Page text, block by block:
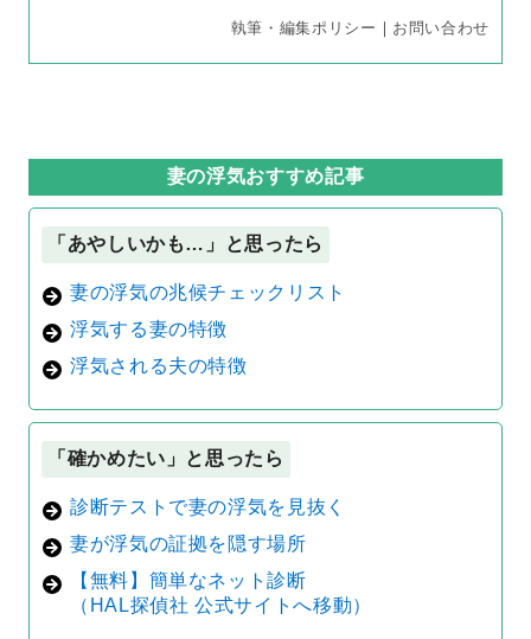
執筆・編集ポリシー ｜ お問い合わせ
妻の浮気おすすめ記事
「あやしいかも…」と思ったら
妻の浮気の兆候チェックリスト
浮気する妻の特徴
浮気される夫の特徴
「確かめたい」と思ったら
診断テストで妻の浮気を見抜く
妻が浮気の証拠を隠す場所
【無料】簡単なネット診断
（HAL探偵社 公式サイトへ移動）